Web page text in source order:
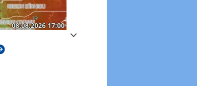
Windböen heute